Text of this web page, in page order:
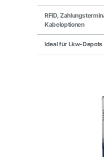
RFID,
Kabeloptionen
Ideal für Lkw-